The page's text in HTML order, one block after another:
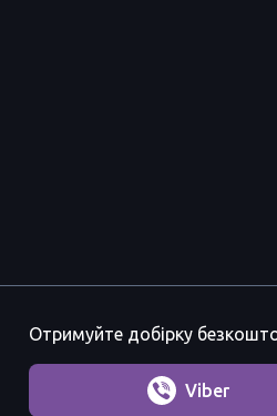
Отримуйте добірку
Viber